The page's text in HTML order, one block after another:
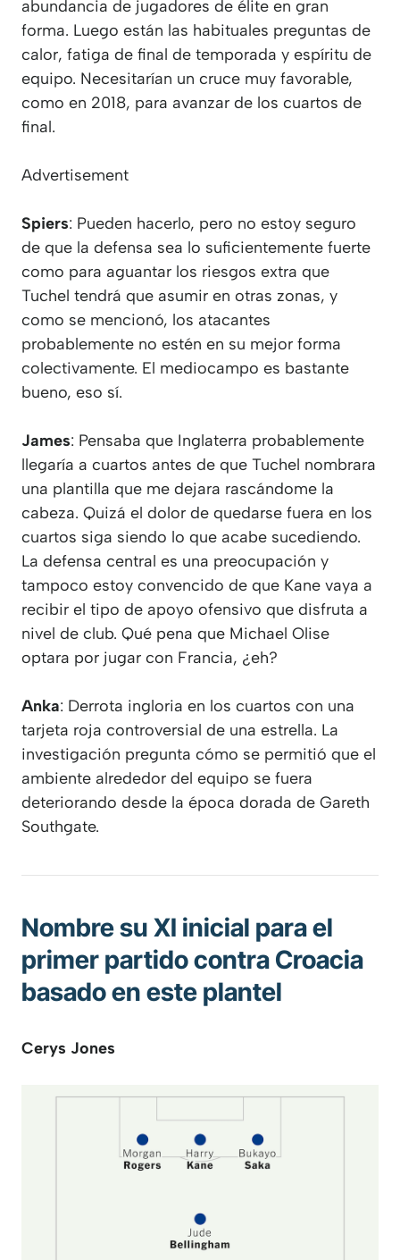
abundancia de jugadores de élite en gran
forma. Luego están las habituales preguntas de
calor, fatiga de final de temporada y espíritu de
equipo. Necesitarían un cruce muy favorable,
como en 2018, para avanzar de los cuartos de
final.
Advertisement
Spiers: Pueden hacerlo, pero no estoy seguro
de que la defensa sea lo suficientemente fuerte
como para aguantar los riesgos extra que
Tuchel tendrá que asumir en otras zonas, y
como se mencionó, los atacantes
probablemente no estén en su mejor forma
colectivamente. El mediocampo es bastante
bueno, eso sí.
James: Pensaba que Inglaterra probablemente
llegaría a cuartos antes de que Tuchel nombrara
una plantilla que me dejara rascándome la
cabeza. Quizá el dolor de quedarse fuera en los
cuartos siga siendo lo que acabe sucediendo.
La defensa central es una preocupación y
tampoco estoy convencido de que Kane vaya a
recibir el tipo de apoyo ofensivo que disfruta a
nivel de club. Qué pena que Michael Olise
optara por jugar con Francia, ¿eh?
Anka: Derrota ingloria en los cuartos con una
tarjeta roja controversial de una estrella. La
investigación pregunta cómo se permitió que el
ambiente alrededor del equipo se fuera
deteriorando desde la época dorada de Gareth
Southgate.
Nombre su XI inicial para el
primer partido contra Croacia
basado en este plantel
Cerys Jones